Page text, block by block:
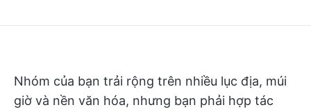
Nhóm của bạn trải rộng trên nhiều lục địa, múi
giờ và nền văn hóa, nhưng bạn phải hợp tác